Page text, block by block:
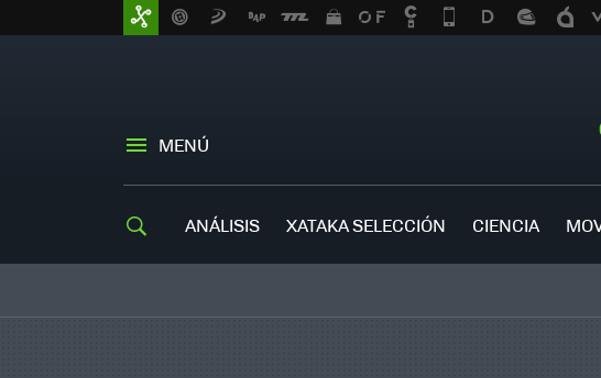
MENÚ
ANÁLISIS XATAKA SELECCIÓN CIENCIA